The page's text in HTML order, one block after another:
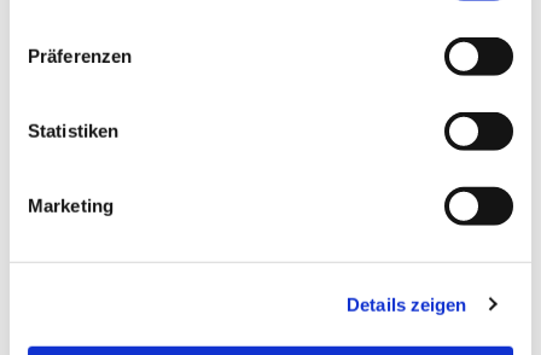
Präferenzen
Statistiken
Marketing
Details zeigen